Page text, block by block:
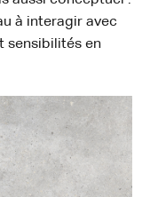
à interagir avec
sensibilités en
Reliefs